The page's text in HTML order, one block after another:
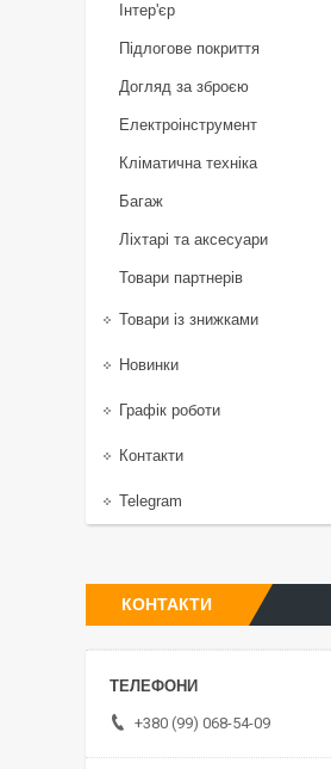
Інтер'єр
Підлогове покриття
Догляд за зброєю
Електроінструмент
Кліматична техніка
Багаж
Ліхтарі та аксесуари
Товари партнерів
Товари із знижками
Новинки
Графік роботи
Контакти
Telegram
КОНТАКТИ
+380 (99) 068-54-09